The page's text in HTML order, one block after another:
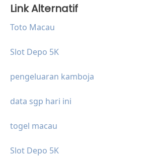
Link Alternatif
Toto Macau
Slot Depo 5K
pengeluaran kamboja
data sgp hari ini
togel macau
Slot Depo 5K